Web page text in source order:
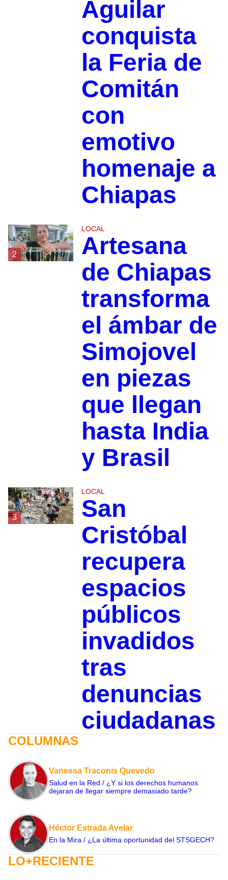
Aguilar
conquista
la Feria de
Comitán
con
emotivo
homenaje a
Chiapas
2
LOCAL
Artesana
de Chiapas
transforma
el ámbar de
Simojovel
en piezas
que llegan
hasta India
y Brasil
3
LOCAL
San
Cristóbal
recupera
espacios
públicos
invadidos
tras
denuncias
ciudadanas
COLUMNAS
Vanessa Traconis Quevedo
Salud en la Red / ¿Y si los derechos humanos
dejaran de llegar siempre demasiado tarde?
Héctor Estrada Avelar
En la Mira / ¿La última oportunidad del STSGECH?
LO+RECIENTE